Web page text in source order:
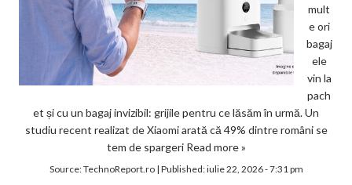
mult
e ori
bagaj
ele
vin la
pach
et și cu un bagaj invizibil: grijile pentru ce lăsăm în urmă. Un
studiu recent realizat de Xiaomi arată că 49% dintre români se
tem de spargeri Read more »
Source:TechnoReport.ro| Published:iulie 22, 2026 - 7:31 pm